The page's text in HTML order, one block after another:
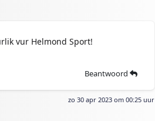
vur Helmond Sport!
Beantwoord
zo 30 apr 2023 om 00:25 uur